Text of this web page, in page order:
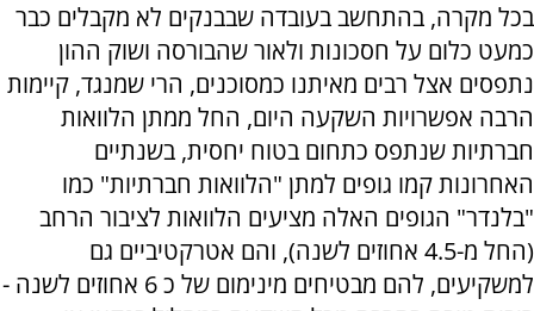
בכל מקרה, בהתחשב בעובדה שבבנקים לא מקבלים כבר
כמעט כלום על חסכונות ולאור שהבורסה ושוק ההון
נתפסים אצל רבים מאיתנו כמסוכנים, הרי שמנגד, קיימות
הרבה אפשרויות השקעה היום, החל ממתן הלוואות
חברתיות שנתפס כתחום בטוח יחסית, בשנתיים
האחרונות קמו גופים למתן "הלוואות חברתיות" כמו
"בלנדר" הגופים האלה מציעים הלוואות לציבור הרחב
(החל מ-4.5 אחוזים לשנה), והם אטרקטיביים גם
למשקיעים, להם מבטיחים מינימום של כ 6 אחוזים לשנה -